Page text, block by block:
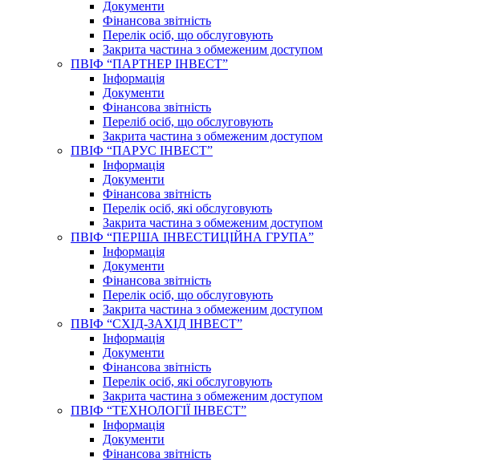
Документи
Фінансова звітність
Перелік осіб, що обслуговують
Закрита частина з обмеженим доступом
ПВІФ “ПАРТНЕР ІНВЕСТ”
Інформація
Документи
Фінансова звітність
Переліб осіб, що обслуговують
Закрита частина з обмеженим доступом
ПВІФ “ПАРУС ІНВЕСТ”
Інформація
Документи
Фінансова звітність
Перелік осіб, які обслуговують
Закрита частина з обмеженим доступом
ПВІФ “ПЕРША ІНВЕСТИЦІЙНА ГРУПА”
Інформація
Документи
Фінансова звітність
Перелік осіб, що обслуговують
Закрита частина з обмеженим доступом
ПВІФ “СХІД-ЗАХІД ІНВЕСТ”
Інформація
Документи
Фінансова звітність
Перелік осіб, які обслуговують
Закрита частина з обмеженим доступом
ПВІФ “ТЕХНОЛОГІЇ ІНВЕСТ”
Інформація
Документи
Фінансова звітність